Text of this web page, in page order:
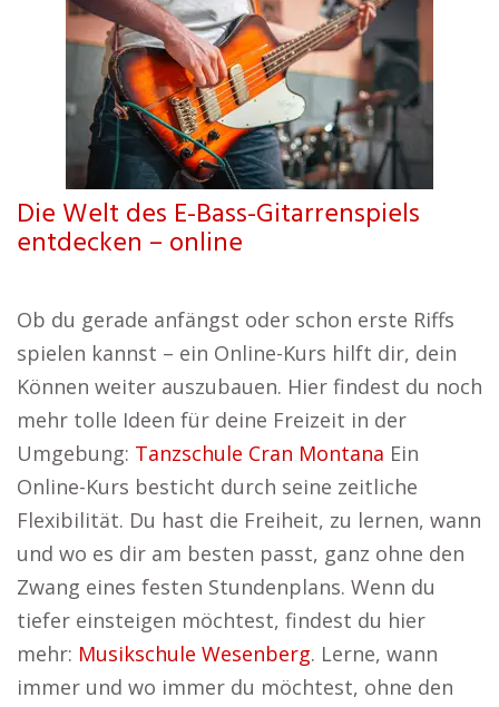
Die Welt des E-Bass-Gitarrenspiels
entdecken – online
Ob du gerade anfängst oder schon erste Riffs
spielen kannst – ein Online-Kurs hilft dir, dein
Können weiter auszubauen. Hier findest du noch
mehr tolle Ideen für deine Freizeit in der
Umgebung: Tanzschule Cran Montana Ein
Online-Kurs besticht durch seine zeitliche
Flexibilität. Du hast die Freiheit, zu lernen, wann
und wo es dir am besten passt, ganz ohne den
Zwang eines festen Stundenplans. Wenn du
tiefer einsteigen möchtest, findest du hier
mehr: Musikschule Wesenberg. Lerne, wann
immer und wo immer du möchtest, ohne den